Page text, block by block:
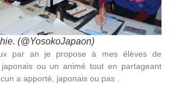
(@YosokoJapaon)
par an je propose à mes élèves de
ou un animé tout en partageant
a apporté, japonais ou pas .